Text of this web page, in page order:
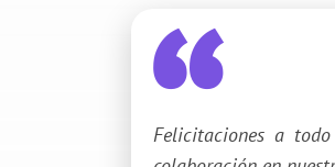
Felicitaciones a